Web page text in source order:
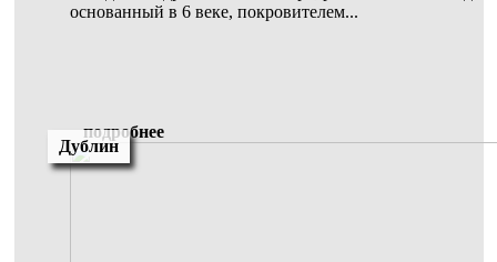
основанный в 6 веке, покровителем...
подробнее
Дублин